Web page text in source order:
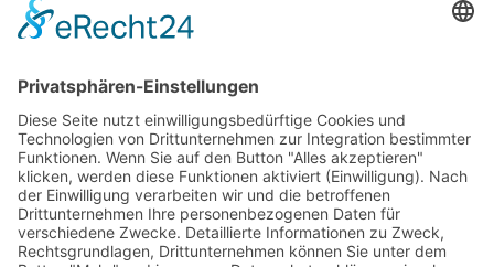
E-
Mail-
*
Ihre Kontaktdaten aus dem Anmeldeformular
werden ausschließlich für den Versand des
Newsletters verwendet und gespeichert